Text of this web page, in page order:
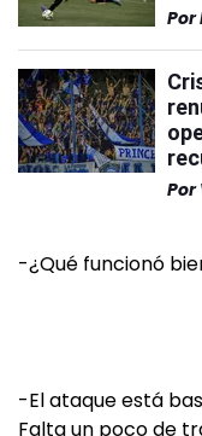
Por
Por
-¿Qué funcionó
-El ataque está
Falta un poco de